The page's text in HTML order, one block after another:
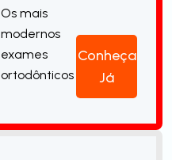
Os mais
modernos
exames
ortodônticos
Conheça
Já